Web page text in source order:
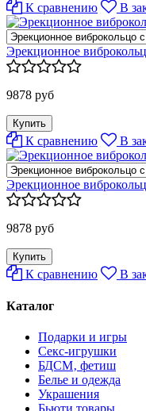
К сравнению В
Эрекционное
9878 руб
К сравнению В
Эрекционное
9878 руб
К сравнению В
Каталог
Подарки и игры
Секс-игрушки
БДСМ‚ фетиш
Белье и одежда
Украшения
Бьюти товары